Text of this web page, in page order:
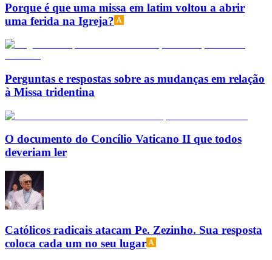
Porque é que uma missa em latim voltou a abrir
uma ferida na Igreja?
Perguntas e respostas sobre as mudanças em relação
à Missa tridentina
O documento do Concílio Vaticano II que todos
deveriam ler
Católicos radicais atacam Pe. Zezinho. Sua resposta
coloca cada um no seu lugar